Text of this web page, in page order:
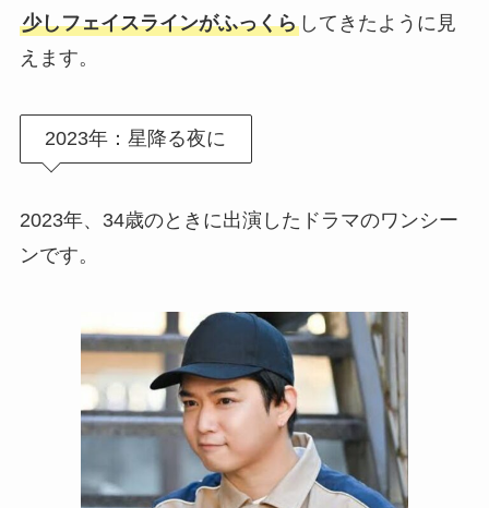
少しフェイスラインがふっくらしてきたように見
えます。
2023年：星降る夜に
2023年、34歳のときに出演したドラマのワンシー
ンです。